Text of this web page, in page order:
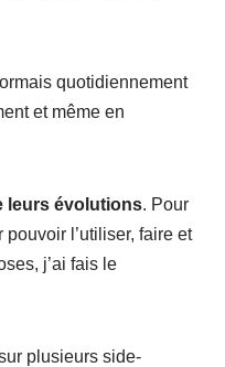
quotidiennement
et même en
leurs évolutions. Pour
l’utiliser, faire et
j’ai fais le
plusieurs side-